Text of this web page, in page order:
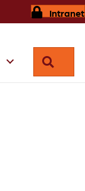
Intranet